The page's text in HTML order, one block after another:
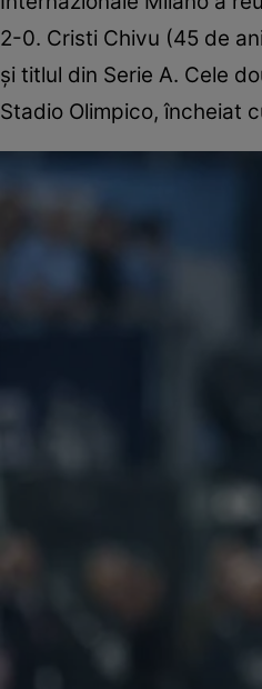
2-0. Cristi Chivu (45 de
și titlul din Serie A. Cele
Stadio Olimpico, încheiat